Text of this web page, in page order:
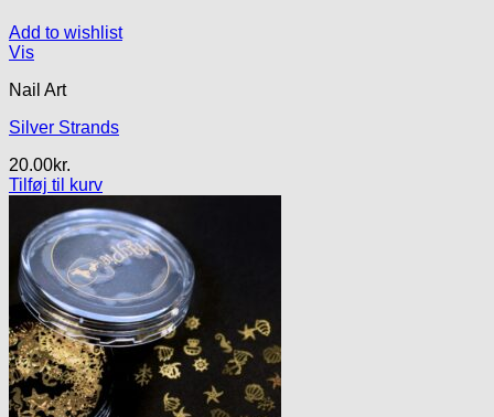
Add to wishlist
Vis
Nail Art
Silver Strands
20.00kr.
Tilføj til kurv